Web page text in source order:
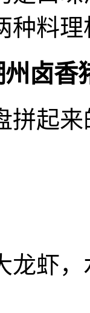
种料
卤香
拼起来
龙虾